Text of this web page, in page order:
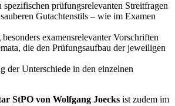
prüfungsrelevanten Streitfragen
Gutachtenstils – wie im Examen
examensrelevanter Vorschriften
die den Prüfungsaufbau der jeweiligen
der Unterschiede in den einzelnen
StPO von Wolfgang Joecks ist zudem im